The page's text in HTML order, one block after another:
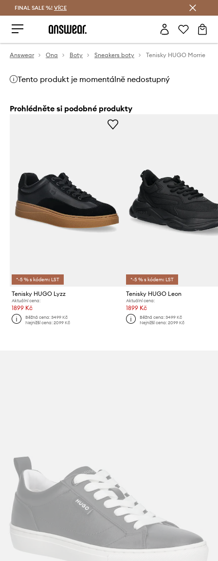
FINAL SALE %! VÍCE
Answear Ona Boty Sneakers boty Tenisky HUGO Morrie
Tento produkt je momentálně nedostupný
Prohlédněte si podobné produkty
*-5 % s kódem: LST
Tenisky HUGO Lyzz
Aktuální cena:
1899 Kč
Běžná cena:3499 Kč
Nejnižší cena:2099 Kč
*-5 % s kódem: LST
Tenisky HUGO Leon
Aktuální cena:
1899 Kč
Běžná cena: 3499 Kč
Nejnižší cena: 2099 Kč